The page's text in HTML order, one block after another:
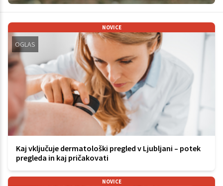
NOVICE
OGLAS
Kaj vključuje dermatološki pregled v Ljubljani – potek
pregleda in kaj pričakovati
NOVICE